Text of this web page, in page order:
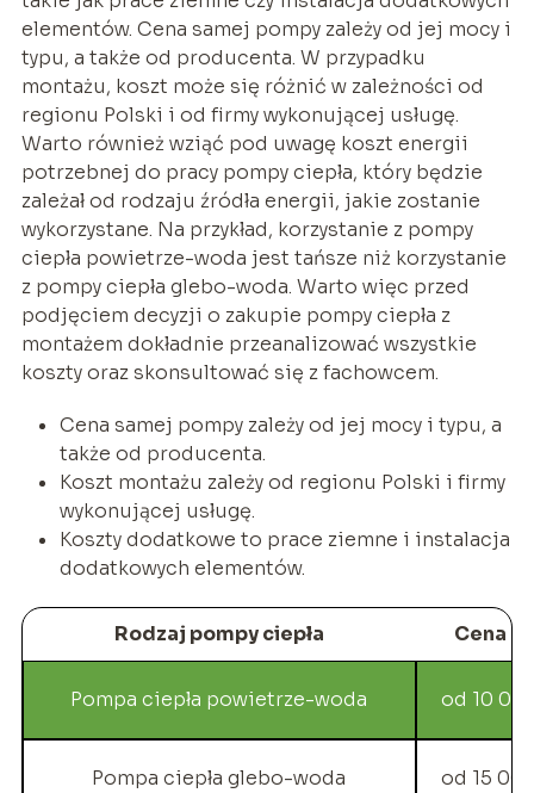
elementów. Cena samej pompy zależy od jej mocy i
typu, a także od producenta. W przypadku
montażu, koszt może się różnić w zależności od
regionu Polski i od firmy wykonującej usługę.
Warto również wziąć pod uwagę koszt energii
potrzebnej do pracy pompy ciepła, który będzie
zależał od rodzaju źródła energii, jakie zostanie
wykorzystane. Na przykład, korzystanie z pompy
ciepła powietrze-woda jest tańsze niż korzystanie
z pompy ciepła glebo-woda. Warto więc przed
podjęciem decyzji o zakupie pompy ciepła z
montażem dokładnie przeanalizować wszystkie
koszty oraz skonsultować się z fachowcem.
Cena samej pompy zależy od jej mocy i typu, a
także od producenta.
Koszt montażu zależy od regionu Polski i firmy
wykonującej usługę.
Koszty dodatkowe to prace ziemne i instalacja
dodatkowych elementów.
Rodzaj pompy ciepła Cena
Pompa ciepła powietrze-woda od 10
Pompa ciepła glebo-woda od 15